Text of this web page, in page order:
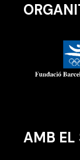
AMB EL